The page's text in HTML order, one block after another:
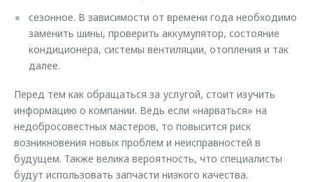
сезонное. В зависимости от времени года необходимо
заменить шины, проверить аккумулятор, состояние
кондиционера, системы вентиляции, отопления и так
далее.
Перед тем как обращаться за услугой, стоит изучить
информацию о компании. Ведь если «нарваться» на
недобросовестных мастеров, то повысится риск
возникновения новых проблем и неисправностей в
будущем. Также велика вероятность, что специалисты
будут использовать запчасти низкого качества.